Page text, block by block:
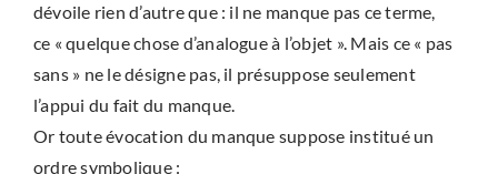
dévoile rien d’autre que : il ne manque pas ce terme,
ce « quelque chose d’analogue à l’objet ». Mais ce « pas
sans » ne le désigne pas, il présuppose seulement
l’appui du fait du manque.
Or toute évocation du manque suppose institué un
ordre symbolique :